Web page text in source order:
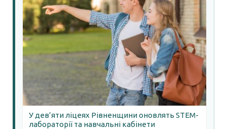
У дев’яти ліцеях Рівненщини оновлять STEM-
лабораторії та навчальні кабінети